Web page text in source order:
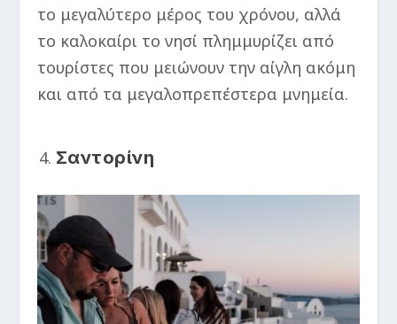
το μεγαλύτερο μέρος του χρόνου, αλλά
το καλοκαίρι το νησί πλημμυρίζει από
τουρίστες που μειώνουν την αίγλη ακόμη
και από τα μεγαλοπρεπέστερα μνημεία.
Σαντορίνη